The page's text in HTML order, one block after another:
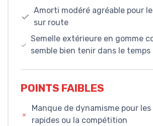
Amorti modéré agréable pour
sur route
Semelle extérieure en gomme
semble bien tenir dans le temps
POINTS FAIBLES
Manque de dynamisme pour
rapides ou la compétition